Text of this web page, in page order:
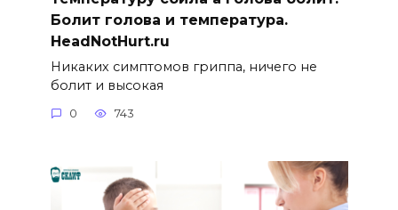
Болит голова и температура.
HeadNotHurt.ru
Никаких симптомов гриппа, ничего не
болит и высокая
0 743